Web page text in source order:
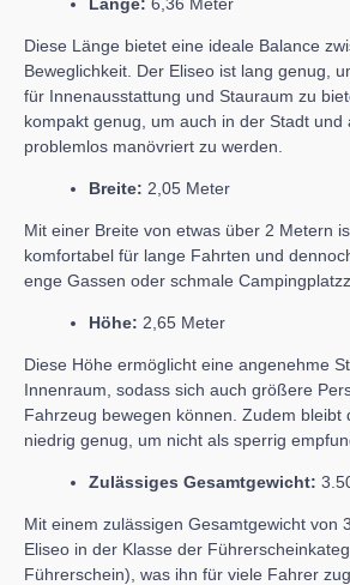
Diese Länge bietet eine ideale Balance
Beweglichkeit. Der Eliseo ist lang genug,
für Innenausstattung und Stauraum zu
kompakt genug, um auch in der Stadt und
problemlos manövriert zu werden.
Breite: 2,05 Meter
Mit einer Breite von etwas über 2 Metern
komfortabel für lange Fahrten und
enge Gassen oder schmale
Höhe: 2,65 Meter
Diese Höhe ermöglicht eine angenehme
Innenraum, sodass sich auch größere
Fahrzeug bewegen können. Zudem bleibt
niedrig genug, um nicht als sperrig
Zulässiges Gesamtgewicht:
Mit einem zulässigen Gesamtgewicht von
Eliseo in der Klasse der
Führerschein), was ihn für viele Fahrer